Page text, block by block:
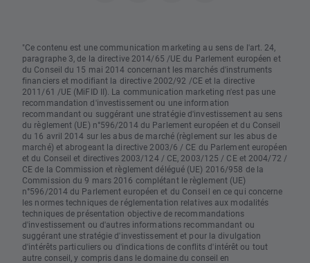
"Ce contenu est une communication marketing au sens de l'art. 24,
paragraphe 3, de la directive 2014/65 /UE du Parlement européen et
du Conseil du 15 mai 2014 concernant les marchés d'instruments
financiers et modifiant la directive 2002/92 /CE et la directive
2011/61 /UE (MiFID II). La communication marketing n'est pas une
recommandation d'investissement ou une information
recommandant ou suggérant une stratégie d'investissement au sens
du règlement (UE) n°596/2014 du Parlement européen et du Conseil
du 16 avril 2014 sur les abus de marché (règlement sur les abus de
marché) et abrogeant la directive 2003/6 / CE du Parlement européen
et du Conseil et directives 2003/124 / CE, 2003/125 / CE et 2004/72 /
CE de la Commission et règlement délégué (UE) 2016/958 de la
Commission du 9 mars 2016 complétant le règlement (UE)
n°596/2014 du Parlement européen et du Conseil en ce qui concerne
les normes techniques de réglementation relatives aux modalités
techniques de présentation objective de recommandations
d'investissement ou d'autres informations recommandant ou
suggérant une stratégie d'investissement et pour la divulgation
d'intérêts particuliers ou d'indications de conflits d'intérêt ou tout
autre conseil, y compris dans le domaine du conseil en